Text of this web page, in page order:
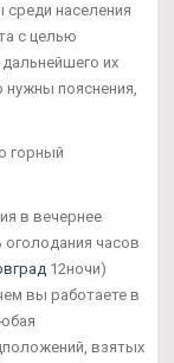
населения
с целью
их
нужны пояснения,
горный
в вечернее
оголодания часов
12ночи)
вы работаете в
взятых